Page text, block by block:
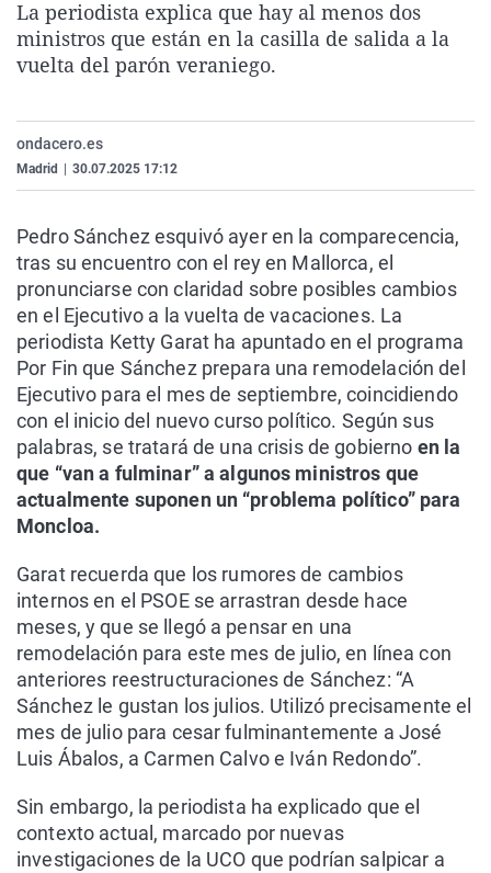
La rosa de los vientos
Caso
Extremadura
Virales
La periodista explica que hay al menos dos
ministros que están en la casilla de salida a la
vuelta del parón veraniego.
ondacero.es
Madrid 30.07.2025 17:12
Pedro Sánchez esquivó ayer en la comparecencia,
tras su encuentro con el rey en Mallorca, el
pronunciarse con claridad sobre posibles cambios
en el Ejecutivo a la vuelta de vacaciones. La
periodista Ketty Garat ha apuntado en el programa
Por Fin que Sánchez prepara una remodelación del
Ejecutivo para el mes de septiembre, coincidiendo
con el inicio del nuevo curso político. Según sus
palabras, se tratará de una crisis de gobierno en la
que “van a fulminar” a algunos ministros que
actualmente suponen un “problema político” para
Moncloa.
Garat recuerda que los rumores de cambios
internos en el PSOE se arrastran desde hace
meses, y que se llegó a pensar en una
remodelación para este mes de julio, en línea con
anteriores reestructuraciones de Sánchez: “A
Sánchez le gustan los julios. Utilizó precisamente el
mes de julio para cesar fulminantemente a José
Luis Ábalos, a Carmen Calvo e Iván Redondo”.
Sin embargo, la periodista ha explicado que el
contexto actual, marcado por nuevas
investigaciones de la UCO que podrían salpicar a